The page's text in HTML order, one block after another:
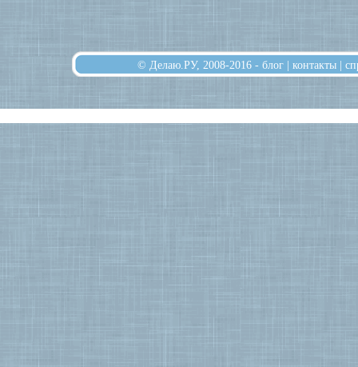
© Делаю.РУ, 2008-2016 - блог | контакты |